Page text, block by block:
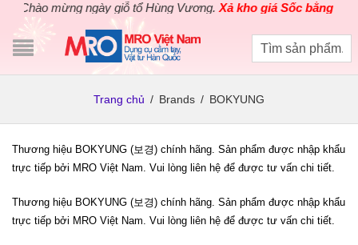
Chào mừng ngày giỗ tổ Hùng Vương.Xả kho giá Sốc bằng giá
Trang chủ / Brands / BOKYUNG
Thương hiệu BOKYUNG (보경) chính hãng. Sản phẩm được nhập khẩu
trực tiếp bởi MRO Việt Nam. Vui lòng liên hệ để được tư vấn chi tiết.
Thương hiệu BOKYUNG (보경) chính hãng. Sản phẩm được nhập khẩu
trực tiếp bởi MRO Việt Nam. Vui lòng liên hệ để được tư vấn chi tiết.